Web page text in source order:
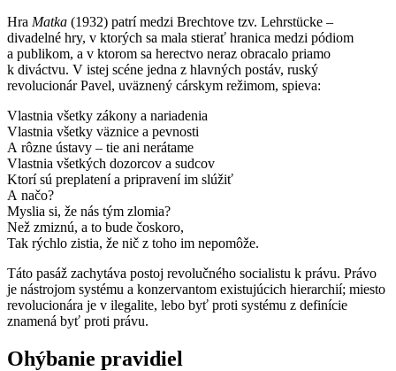
Hra Matka (1932) patrí medzi Brechtove tzv. Lehrstücke –
divadelné hry, v ktorých sa mala stierať hranica medzi pódiom
a publikom, a v ktorom sa herectvo neraz obracalo priamo
k diváctvu. V istej scéne jedna z hlavných postáv, ruský
revolucionár Pavel, uväznený cárskym režimom, spieva:
Vlastnia všetky zákony a nariadenia
Vlastnia všetky väznice a pevnosti
A rôzne ústavy – tie ani nerátame
Vlastnia všetkých dozorcov a sudcov
Ktorí sú preplatení a pripravení im slúžiť
A načo?
Myslia si, že nás tým zlomia?
Než zmiznú, a to bude čoskoro,
Tak rýchlo zistia, že nič z toho im nepomôže.
Táto pasáž zachytáva postoj revolučného socialistu k právu. Právo
je nástrojom systému a konzervantom existujúcich hierarchií; miesto
revolucionára je v ilegalite, lebo byť proti systému z definície
znamená byť proti právu.
Ohýbanie pravidiel